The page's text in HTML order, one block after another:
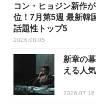
コン・ヒョジン新作
位！7月第5週 最新韓
話題性トップ5
2026.08.05
新章の
える人
2026.07.16